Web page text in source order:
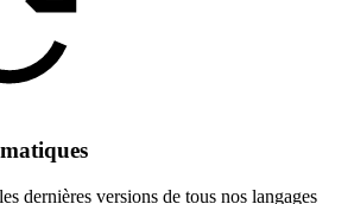
dernières versions de tous nos langages